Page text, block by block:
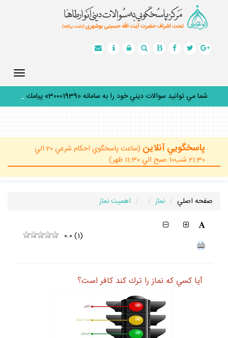
شما مي توانيد سوالات ديني خود را به سامانه «30001939» پيامك
كنيد_
پاسخگويي آنلاين
21:30 شب10 صبح الي 11:30 ظهر)
آيا كسي كه نماز را ترك كند كافر است؟